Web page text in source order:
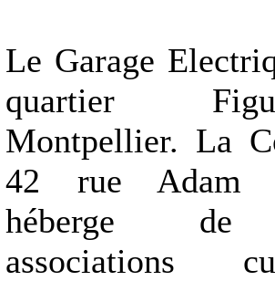
Le Garage
quartier
Montpellier. La
42 rue Adam
héberge de
associations